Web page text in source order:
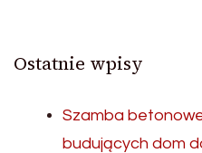
Ostatnie wpisy
Szamba
budujących dom